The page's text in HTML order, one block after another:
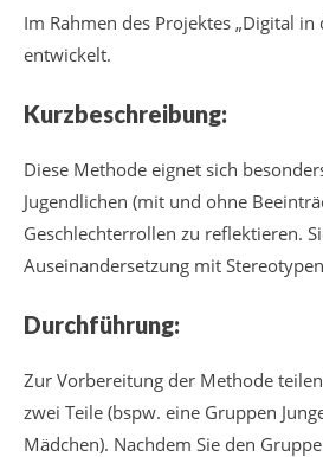
Im Rahmen des Projektes „Digital in
entwickelt.
Kurzbeschreibung:
Diese Methode eignet sich
Jugendlichen (mit und ohne
Geschlechterrollen zu reflektieren.
Auseinandersetzung mit
Durchführung:
Zur Vorbereitung der Methode
zwei Teile (bspw. eine Gruppen
Mädchen). Nachdem Sie den